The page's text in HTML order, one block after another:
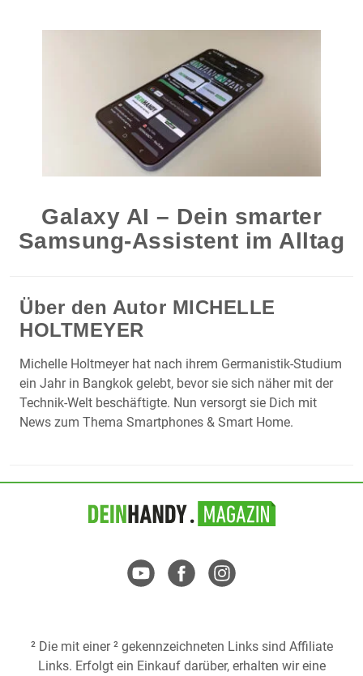
Galaxy AI – Dein smarter
Samsung-Assistent im Alltag
Über den Autor MICHELLE
HOLTMEYER
Michelle Holtmeyer hat nach ihrem Germanistik-Studium
ein Jahr in Bangkok gelebt, bevor sie sich näher mit der
Technik-Welt beschäftigte. Nun versorgt sie Dich mit
News zum Thema Smartphones & Smart Home.
² Die mit einer ² gekennzeichneten Links sind Affiliate
Links. Erfolgt ein Einkauf darüber, erhalten wir eine